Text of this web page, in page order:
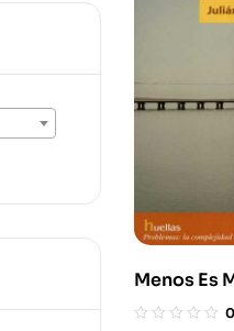
Menos Es
Aforismo
0